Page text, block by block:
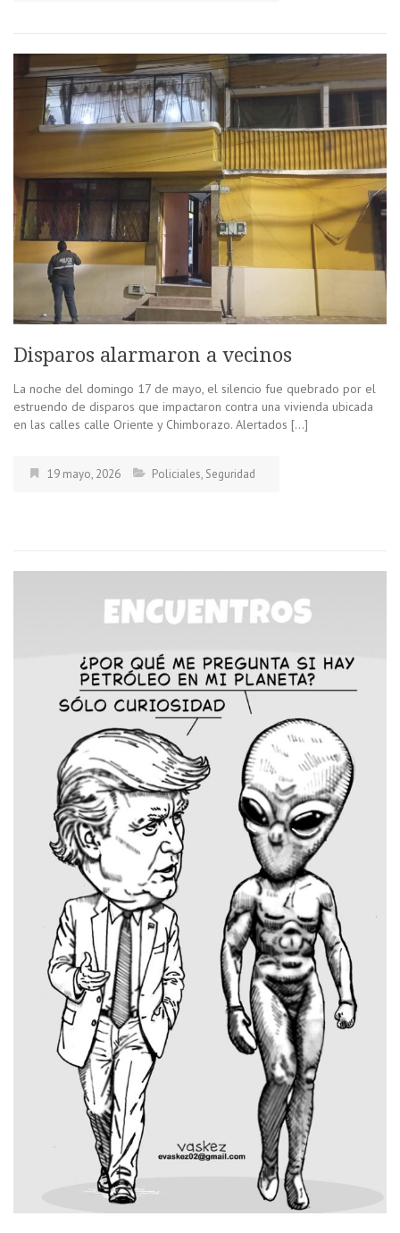
Disparos alarmaron a vecinos
La noche del domingo 17 de mayo, el silencio fue quebrado por el
estruendo de disparos que impactaron contra una vivienda ubicada
en las calles calle Oriente y Chimborazo. Alertados […]
19 mayo, 2026 Policiales, Seguridad